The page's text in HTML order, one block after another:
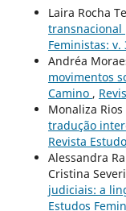
Laira Rocha
transnacional
Feministas: v.
Andréa
movimentos
Camino ,
Monaliza Rios
tradução
Revista
Alessandra
Cristina
judiciais: a
Estudos